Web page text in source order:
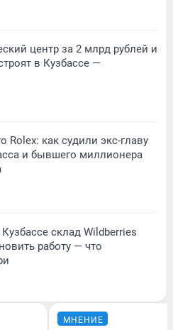
центр за 2 млрд рублей и
в Кузбассе —
Rolex: как судили экс-главу
и бывшего миллионера
склад Wildberries
работу — что
МНЕНИЕ